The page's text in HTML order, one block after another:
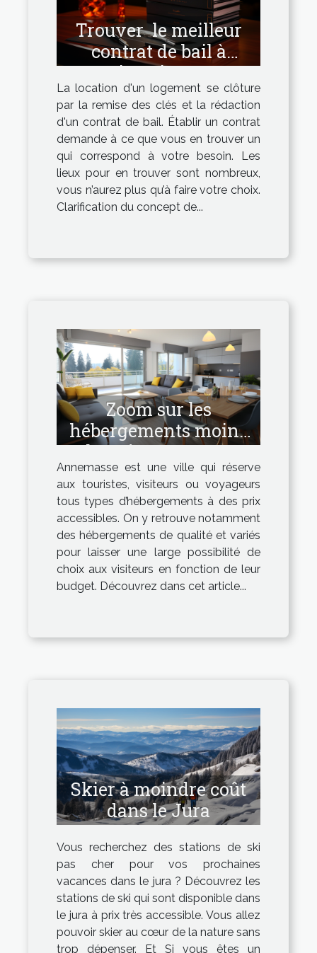
Trouver le meilleur
contrat de bail à
imprimer
La location d'un logement se clôture
par la remise des clés et la rédaction
d'un contrat de bail. Établir un contrat
demande à ce que vous en trouver un
qui correspond à votre besoin. Les
lieux pour en trouver sont nombreux,
vous n’aurez plus qu’à faire votre choix.
Clarification du concept de...
Zoom sur les
hébergements moins
chers à Annemasse
Annemasse est une ville qui réserve
aux touristes, visiteurs ou voyageurs
tous types d’hébergements à des prix
accessibles. On y retrouve notamment
des hébergements de qualité et variés
pour laisser une large possibilité de
choix aux visiteurs en fonction de leur
budget. Découvrez dans cet article...
Skier à moindre coût
dans le Jura
Vous recherchez des stations de ski
pas cher pour vos prochaines
vacances dans le jura ? Découvrez les
stations de ski qui sont disponible dans
le jura à prix très accessible. Vous allez
pouvoir skier au cœur de la nature sans
trop dépenser. Et Si vous êtes un